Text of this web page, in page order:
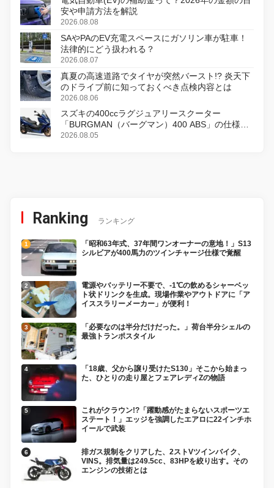
安や申請方法を解説
2026.08.08
SAやPAのEV充電スペースにガソリン車が駐車！
法律的にどう扱われる？
2026.08.07
真夏の高速道路でタイヤが突然バースト!? 炎天下
のドライブ前に知っておくべき点検内容とは
2026.08.06
スズキの400ccラグジュアリースクーター
「BURGMAN（バーグマン）400 ABS」の仕様を
変更し、8月18日に発売
2026.08.05
Ranking ランキング
「昭和63年式、37年間ワンオーナーの意地！」S13
シルビアが400馬力のツインチャージ仕様で覚醒
電源やバッテリー不要で、-1℃の飲めるシャーベッ
ト状ドリンクを生成。現場作業やアウトドアに「ア
イススラリーメーカー」が便利！
「必要なのは半分だけだった。」荷台半分シェルの
最強トランポスタイル
「18歳、父から譲り受けたS130」そこから始まっ
た、ひとりの走り屋とフェアレディZの物語
これがクラウン!?「躍動感がたまらないスポーツエ
ステート！」エッジを強調したエアロに22インチホ
イールで武装
排ガス規制をクリアした、2ストVツインバイク、
VINS。排気量は249.5cc、83HPを絞り出す。その
エンジンの技術とは